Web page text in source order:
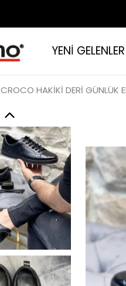
YENİ GELENLER
CROCO HAKİKİ DERİ GÜNLÜK